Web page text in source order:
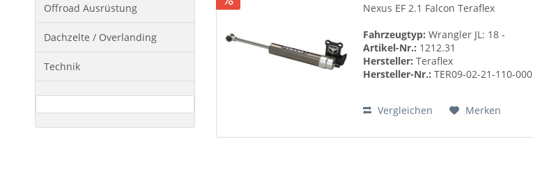
Offroad Ausrüstung
Dachzelte / Overlanding
Technik
Nexus EF 2.1 FalconTeraflex
Fahrzeugtyp:Wrangler JL: 18 -
Artikel-Nr.: 1212.31
Hersteller:Teraflex
Hersteller-Nr.:TER09-02-21-110-000
Vergleichen
Merken